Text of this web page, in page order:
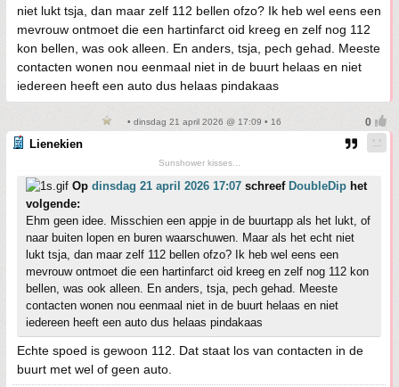
niet lukt tsja, dan maar zelf 112 bellen ofzo? Ik heb wel eens een
mevrouw ontmoet die een hartinfarct oid kreeg en zelf nog 112
kon bellen, was ook alleen. En anders, tsja, pech gehad. Meeste
contacten wonen nou eenmaal niet in de buurt helaas en niet
iedereen heeft een auto dus helaas pindakaas
• dinsdag 21 april 2026 @ 17:09 • 16
Lienekien
Sunshower kisses...
Op dinsdag 21 april 2026 17:07 schreef DoubleDip het
volgende:
Ehm geen idee. Misschien een appje in de buurtapp als het lukt, of
naar buiten lopen en buren waarschuwen. Maar als het echt niet
lukt tsja, dan maar zelf 112 bellen ofzo? Ik heb wel eens een
mevrouw ontmoet die een hartinfarct oid kreeg en zelf nog 112 kon
bellen, was ook alleen. En anders, tsja, pech gehad. Meeste
contacten wonen nou eenmaal niet in de buurt helaas en niet
iedereen heeft een auto dus helaas pindakaas
Echte spoed is gewoon 112. Dat staat los van contacten in de
buurt met wel of geen auto.